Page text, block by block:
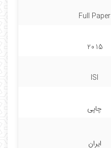
Full Paper
2015
ISI
چاپی
ایران